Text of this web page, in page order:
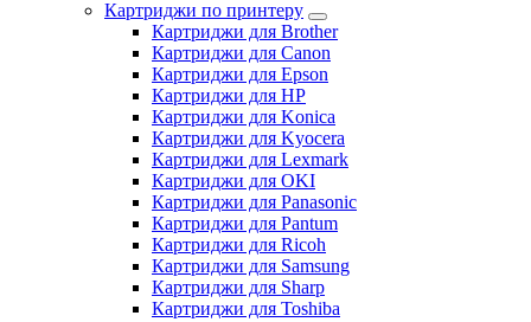
Картриджи по принтеру
Картриджи для Brother
Картриджи для Canon
Картриджи для Epson
Картриджи для HP
Картриджи для Konica
Картриджи для Kyocera
Картриджи для Lexmark
Картриджи для OKI
Картриджи для Panasonic
Картриджи для Pantum
Картриджи для Ricoh
Картриджи для Samsung
Картриджи для Sharp
Картриджи для Toshiba